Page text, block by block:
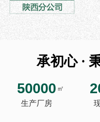
承初心 ·
50000 ㎡
生产厂房